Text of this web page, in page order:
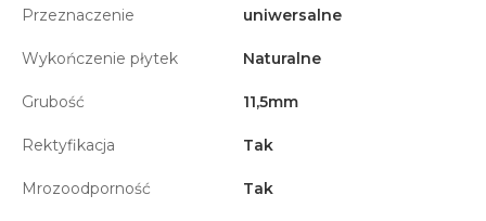
Przeznaczenie uniwersalne
Wykończenie płytek Naturalne
Grubość 11,5mm
Rektyfikacja Tak
Mrozoodporność Tak